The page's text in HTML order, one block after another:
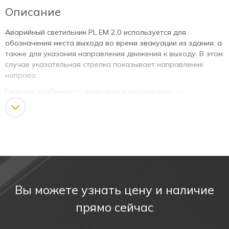
Описание
Аварийный светильник PL EM 2.0 используется для
обозначения места выхода во время эвакуации из здания, а
также для указания направления движения к выходу. В этом
случае указательная стрелка показывает направление
направо.
Главная особенность аварийного светильника —
Сфера применения
Указатель выхода PL EM 2.0 выполняет две задачи:
Используется для общего освещения.
Вы можете узнать цену и наличие
прямо сейчас